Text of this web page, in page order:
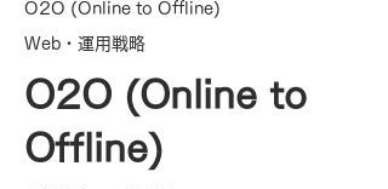
O2O (Online to Offline)
Web・運用戦略
O2O (Online to
Offline)